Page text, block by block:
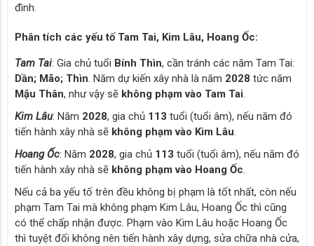
đình.
Phân tích các yếu tố Tam Tai, Kim Lâu, Hoang Ốc:
Tam Tai: Gia chủ tuổi Bính Thìn, cần tránh các năm Tam Tai:
Dần; Mão; Thìn. Năm dự kiến xây nhà là năm 2028 tức năm
Mậu Thân, như vậy sẽ không phạm vào Tam Tai.
Kim Lâu: Năm 2028, gia chủ 113 tuổi (tuổi âm), nếu năm đó
tiến hành xây nhà sẽ không phạm vào Kim Lâu.
Hoang Ốc: Năm 2028, gia chủ 113 tuổi (tuổi âm), nếu năm đó
tiến hành xây nhà sẽ không phạm vào Hoang Ốc.
Nếu cả ba yếu tố trên đều không bị phạm là tốt nhất, còn nếu
phạm Tam Tai mà không phạm Kim Lâu, Hoang Ốc thì cũng
có thể chấp nhận được. Phạm vào Kim Lâu hoặc Hoang Ốc
thì tuyệt đối không nên tiến hành xây dựng, sửa chữa nhà cửa,